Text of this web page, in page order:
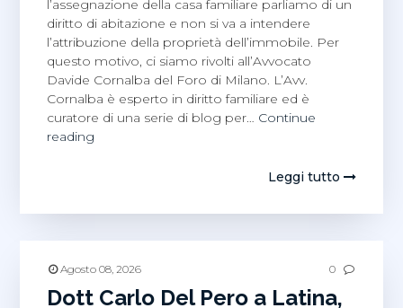
l’assegnazione della casa familiare parliamo di un
diritto di abitazione e non si va a intendere
l’attribuzione della proprietà dell’immobile. Per
questo motivo, ci siamo rivolti all’Avvocato
Davide Cornalba del Foro di Milano. L’Avv.
Cornalba è esperto in diritto familiare ed è
curatore di una serie di blog per… Continue
reading
diritto
familiare
Leggi tutto
Agosto 08, 2026 0
Dott Carlo Del Pero a Latina,